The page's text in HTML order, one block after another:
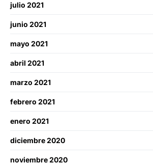
julio 2021
junio 2021
mayo 2021
abril 2021
marzo 2021
febrero 2021
enero 2021
diciembre 2020
noviembre 2020